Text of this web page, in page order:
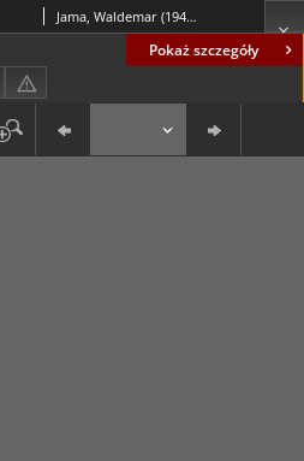
Pokaż szczegóły
Jama, Waldemar (1942- )